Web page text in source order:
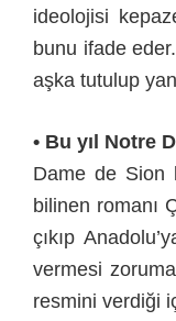
ideolojisi
bunu ifade
aşka tutulup
• Bu yıl Notre
Dame de Sion
bilinen romanı
çıkıp
vermesi
resmini verdiği